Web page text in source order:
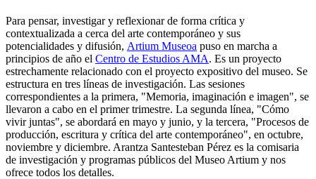
Para pensar, investigar y reflexionar de forma crítica y
contextualizada a cerca del arte contemporáneo y sus
potencialidades y difusión, Artium Museoa puso en marcha a
principios de año el Centro de Estudios AMA. Es un proyecto
estrechamente relacionado con el proyecto expositivo del museo. Se
estructura en tres líneas de investigación. Las sesiones
correspondientes a la primera, "Memoria, imaginación e imagen", se
llevaron a cabo en el primer trimestre. La segunda línea, "Cómo
vivir juntas", se abordará en mayo y junio, y la tercera, "Procesos de
producción, escritura y crítica del arte contemporáneo", en octubre,
noviembre y diciembre. Arantza Santesteban Pérez es la comisaria
de investigación y programas públicos del Museo Artium y nos
ofrece todos los detalles.